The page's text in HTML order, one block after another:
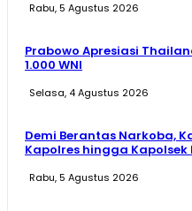
Rabu, 5 Agustus 2026
Prabowo Apresiasi
1.000 WNI
Selasa, 4 Agustus 2026
Demi Berantas Narkoba,
Kapolres hingga Kapolsek
Rabu, 5 Agustus 2026